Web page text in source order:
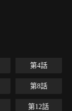
第4話
第8話
第12話